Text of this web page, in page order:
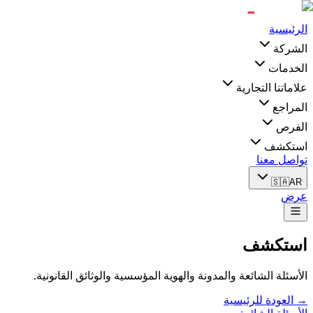
الرئيسية
الشركة
الخدمات
علاماتنا التجارية
المراجع
الفرص
استكشف
تواصل معنا
🇸🇦AR
عرض
استكشف
الأسئلة الشائعة والمدونة والهوية المؤسسية والوثائق القانونية.
→ العودة للرئيسية